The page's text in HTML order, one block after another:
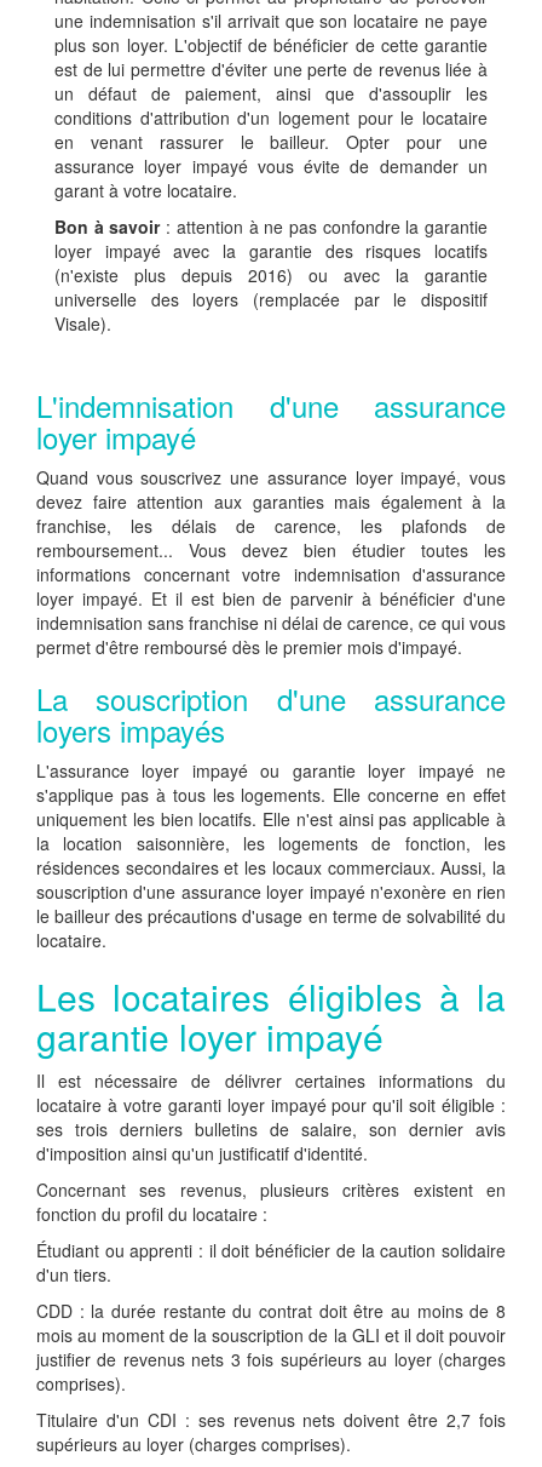
une indemnisation s'il arrivait que son locataire ne paye
plus son loyer. L'objectif de bénéficier de cette garantie
est de lui permettre d'éviter une perte de revenus liée à
un défaut de paiement, ainsi que d'assouplir les
conditions d'attribution d'un logement pour le locataire
en venant rassurer le bailleur. Opter pour une
assurance loyer impayé vous évite de demander un
garant à votre locataire.
Bon à savoir: attention à ne pas confondre la garantie
loyer impayé avec la garantie des risques locatifs
(n'existe plus depuis 2016) ou avec la garantie
universelle des loyers (remplacée par le dispositif
Visale).
L'indemnisation d'une assurance
loyer impayé
Quand vous souscrivez une assurance loyer impayé, vous
devez faire attention aux garanties mais également à la
franchise, les délais de carence, les plafonds de
remboursement... Vous devez bien étudier toutes les
informations concernant votre indemnisation d'assurance
loyer impayé. Et il est bien de parvenir à bénéficier d'une
indemnisation sans franchise ni délai de carence, ce qui vous
permet d'être remboursé dès le premier mois d'impayé.
La souscription d'une assurance
loyers impayés
L'assurance loyer impayé ou garantie loyer impayé ne
s'applique pas à tous les logements. Elle concerne en effet
uniquement les bien locatifs. Elle n'est ainsi pas applicable à
la location saisonnière, les logements de fonction, les
résidences secondaires et les locaux commerciaux. Aussi, la
souscription d'une assurance loyer impayé n'exonère en rien
le bailleur des précautions d'usage en terme de solvabilité du
locataire.
Les locataires éligibles à la
garantie loyer impayé
Il est nécessaire de délivrer certaines informations du
locataire à votre garanti loyer impayé pour qu'il soit éligible :
ses trois derniers bulletins de salaire, son dernier avis
d'imposition ainsi qu'un justificatif d'identité.
Concernant ses revenus, plusieurs critères existent en
fonction du profil du locataire :
Étudiant ou apprenti : il doit bénéficier de la caution solidaire
d'un tiers.
CDD : la durée restante du contrat doit être au moins de 8
mois au moment de la souscription de la GLI et il doit pouvoir
justifier de revenus nets 3 fois supérieurs au loyer (charges
comprises).
Titulaire d'un CDI : ses revenus nets doivent être 2,7 fois
supérieurs au loyer (charges comprises).